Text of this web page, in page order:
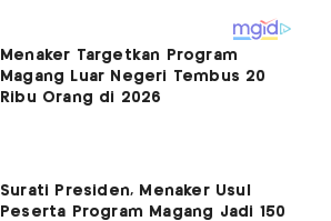
Menaker Targetkan Program
Magang Luar Negeri Tembus 20
Ribu Orang di 2026
Surati Presiden, Menaker Usul
Peserta Program Magang Jadi 150